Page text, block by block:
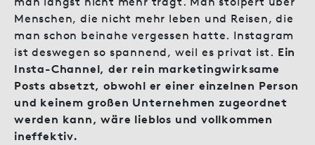
Menschen, die nicht mehr leben und Reisen, die
man schon beinahe vergessen hatte. Instagram
ist deswegen so spannend, weil es privat ist. Ein
Insta-Channel, der rein marketingwirksame
Posts absetzt, obwohl er einer einzelnen Person
und keinem großen Unternehmen zugeordnet
werden kann, wäre lieblos und vollkommen
ineffektiv.